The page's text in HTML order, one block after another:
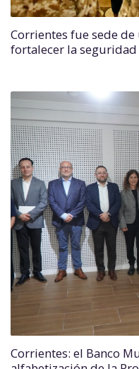
Corrientes fue sede
fortalecer la
Corrientes: el Banco